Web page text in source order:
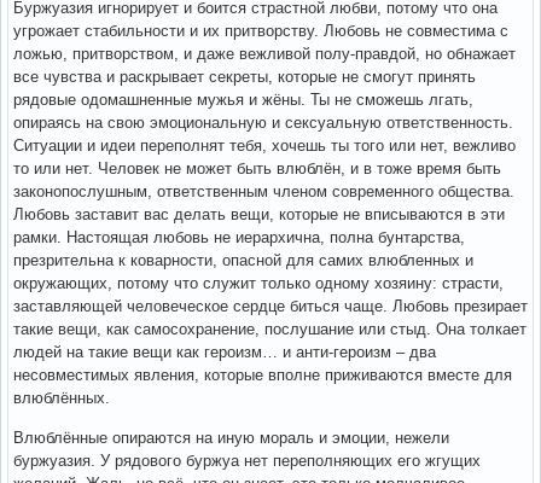
Буржуазия игнорирует и боится страстной любви, потому что она
угрожает стабильности и их притворству. Любовь не совместима с
ложью, притворством, и даже вежливой полу-правдой, но обнажает
все чувства и раскрывает секреты, которые не смогут принять
рядовые одомашненные мужья и жёны. Ты не сможешь лгать,
опираясь на свою эмоциональную и сексуальную ответственность.
Ситуации и идеи переполнят тебя, хочешь ты того или нет, вежливо
то или нет. Человек не может быть влюблён, и в тоже время быть
законопослушным, ответственным членом современного общества.
Любовь заставит вас делать вещи, которые не вписываются в эти
рамки. Настоящая любовь не иерархична, полна бунтарства,
презрительна к коварности, опасной для самих влюбленных и
окружающих, потому что служит только одному хозяину: страсти,
заставляющей человеческое сердце биться чаще. Любовь презирает
такие вещи, как самосохранение, послушание или стыд. Она толкает
людей на такие вещи как героизм… и анти-героизм – два
несовместимых явления, которые вполне приживаются вместе для
влюблённых.
Влюблённые опираются на иную мораль и эмоции, нежели
буржуазия. У рядового буржуа нет переполняющих его жгущих